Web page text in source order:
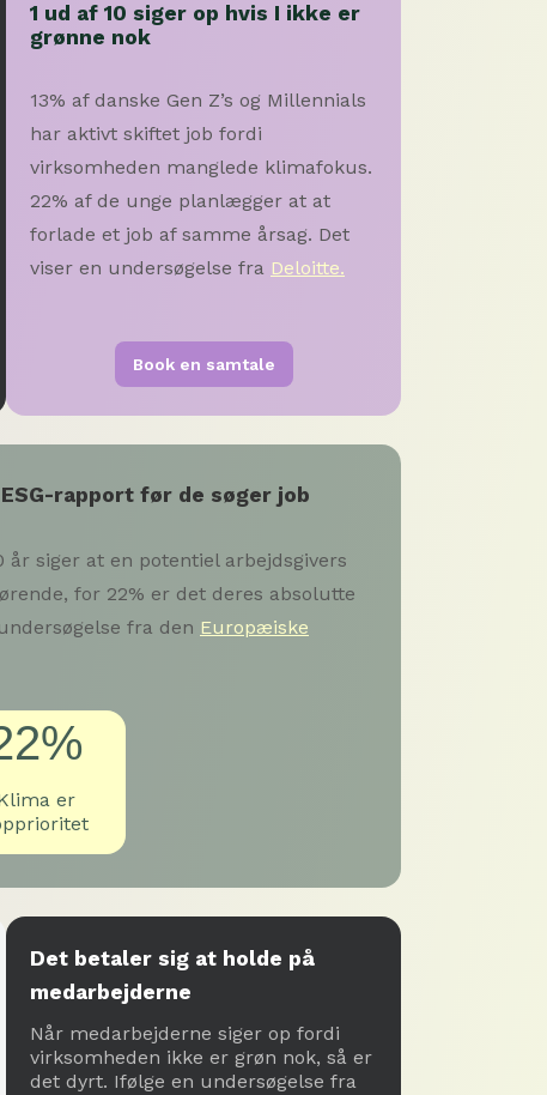
1 ud af 10 siger op hvis I ikke er
grønne nok
13% af danske Gen Z’s og Millennials
har aktivt skiftet job fordi
virksomheden manglede klimafokus.
22% af de unge planlægger at at
forlade et job af samme årsag. Det
viser en undersøgelse fra Deloitte.
Book en samtale
rapport før de søger job
siger at en potentiel arbejdsgivers
for 22% er det deres absolutte
fra den Europæiske
er
Det betaler sig at holde på
medarbejderne
Når medarbejderne siger op fordi
virksomheden ikke er grøn nok, så er
det dyrt. Ifølge en undersøgelse fra